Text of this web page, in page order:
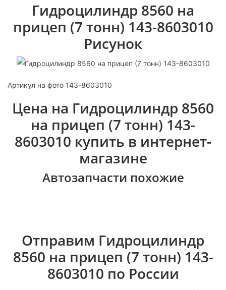
Гидроцилиндр 8560 на
прицеп (7 тонн) 143-8603010
Рисунок
Артикул на фото 143-8603010
Цена на Гидроцилиндр 8560
на прицеп (7 тонн) 143-
8603010 купить в интернет-
магазине
Автозапчасти похожие
Отправим Гидроцилиндр
8560 на прицеп (7 тонн) 143-
8603010 по России